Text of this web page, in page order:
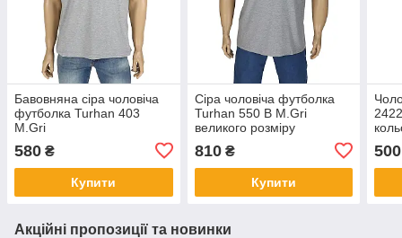
Бавовняна сіра чоловіча
футболка Turhan 403
M.Gri
580 ₴
Купити
Сіра чоловіча футболка
Turhan 550 B M.Gri
великого розміру
810₴
Купити
500
Акційні пропозиції та новинки